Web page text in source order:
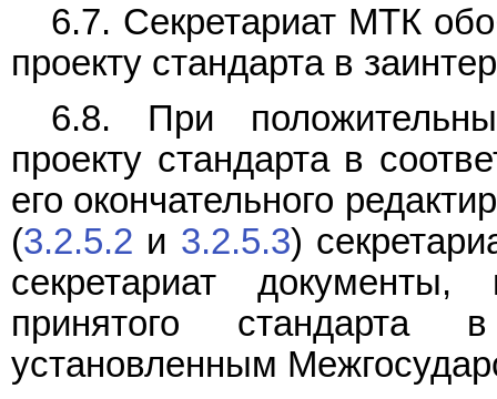
6.7. Секретариат МТК
проекту стандарта в
6.8. При
проекту стандарта в
его окончательного
(3.2.5.2 и 3.2.5.3)
секретариат
принятого стандарта
установленным